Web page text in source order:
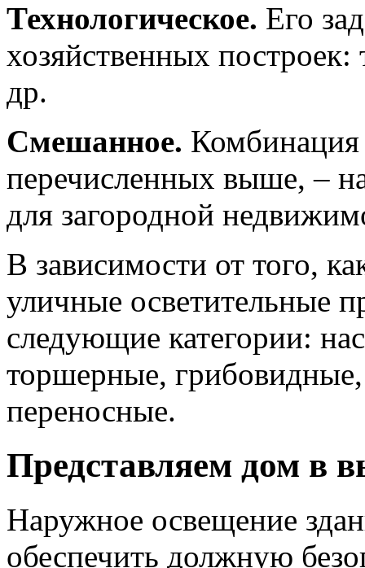
Технологическое. Его
хозяйственных
др.
Смешанное.
перечисленных выше, –
для загородной
В зависимости от того,
уличные осветительные
следующие категории:
торшерные,
переносные.
Представляем дом в
Наружное освещение
обеспечить должную